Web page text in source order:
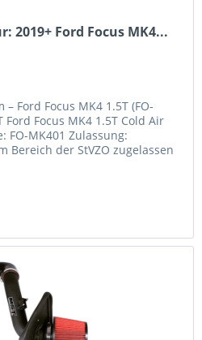
2019+ Ford Focus MK4...
Ford Focus MK4 1.5T (FO-
Ford Focus MK4 1.5T Cold Air
FO-MK401 Zulassung:
Bereich der StVZO zugelassen